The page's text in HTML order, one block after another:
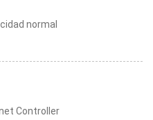
normal
Controller